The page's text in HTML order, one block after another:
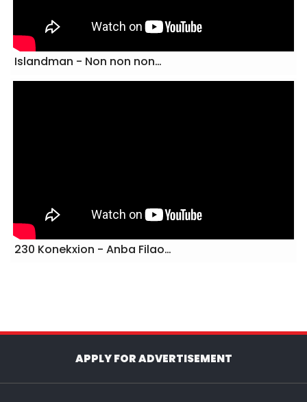
Islandman - Non non non…
230 Konekxion - Anba Filao…
APPLY FOR ADVERTISEMENT